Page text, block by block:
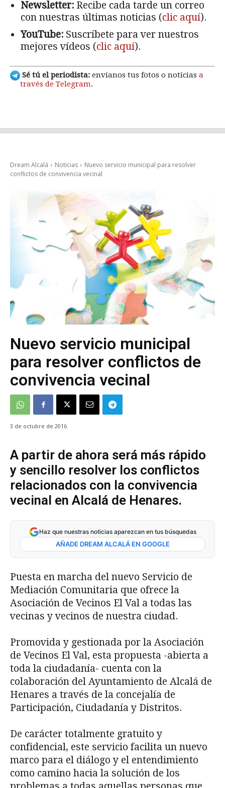
Newsletter: Recibe cada tarde un correo
con nuestras últimas noticias (clic aquí).
YouTube: Suscríbete para ver nuestros
mejores vídeos (clic aquí).
Sé tú el periodista: envíanos tus fotos o noticias a
través de Telegram.